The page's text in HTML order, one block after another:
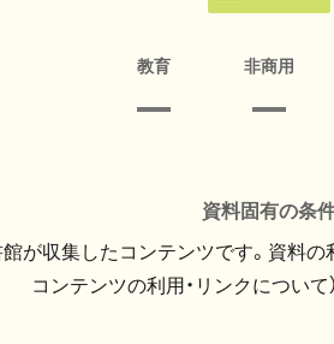
教育 非商用
資料固有の条
が収集したコンテンツです。資料の
コンテンツの利用・リンクについて